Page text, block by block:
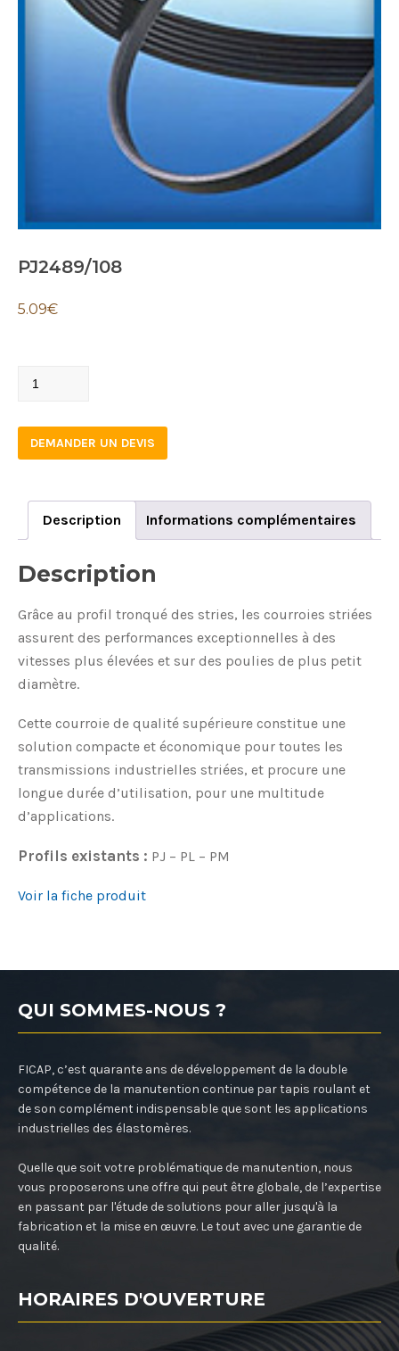
PJ2489/108
5.09€
PJ2489/108
DEMANDER UN DEVIS
Description Informations complémentaires
Description
Grâce au profil tronqué des stries, les courroies striées
assurent des performances exceptionnelles à des
vitesses plus élevées et sur des poulies de plus petit
diamètre.
Cette courroie de qualité supérieure constitue une
solution compacte et économique pour toutes les
transmissions industrielles striées, et procure une
longue durée d’utilisation, pour une multitude
d’applications.
Profils existants : PJ – PL – PM
Voir la fiche produit
QUI SOMMES-NOUS ?
FICAP, c’est quarante ans de développement de la double
compétence de la manutention continue par tapis roulant et
de son complément indispensable que sont les applications
industrielles des élastomères.
Quelle que soit votre problématique de manutention, nous
vous proposerons une offre qui peut être globale, de l’expertise
en passant par l'étude de solutions pour aller jusqu'à la
fabrication et la mise en œuvre. Le tout avec une garantie de
qualité.
HORAIRES D'OUVERTURE